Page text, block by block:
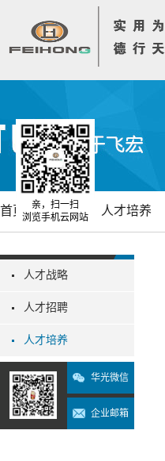
人才战略
人才招聘
人才培养
华光微信
企业邮箱
首页 招聘职位 人才培养
亲，扫一扫
浏览手机云网站